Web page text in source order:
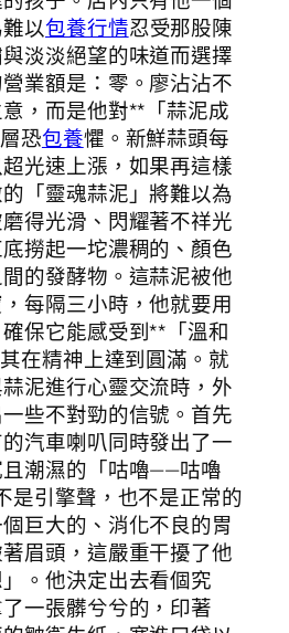
以包養行情忍受那股陳
淡淡絕望的味道而選擇
業額是：零。廖沾沾不
，而是他對**「蒜泥成
恐包養懼。新鮮蒜頭每
光速上漲，如果再這樣
「靈魂蒜泥」將難以為
得光滑、閃耀著不祥光
撈起一坨濃稠的、顏色
的發酵物。這蒜泥被他
每隔三小時，他就要用
保它能感受到**「溫和
在精神上達到圓滿。就
泥進行心靈交流時，外
些不對勁的信號。首先
汽車喇叭同時發出了一
潮濕的「咕嚕——咕嚕
是引擎聲，也不是正常的
巨大的、消化不良的胃
眉頭，這嚴重干擾了他
。他決定出去看個究
一張髒兮兮的，印著